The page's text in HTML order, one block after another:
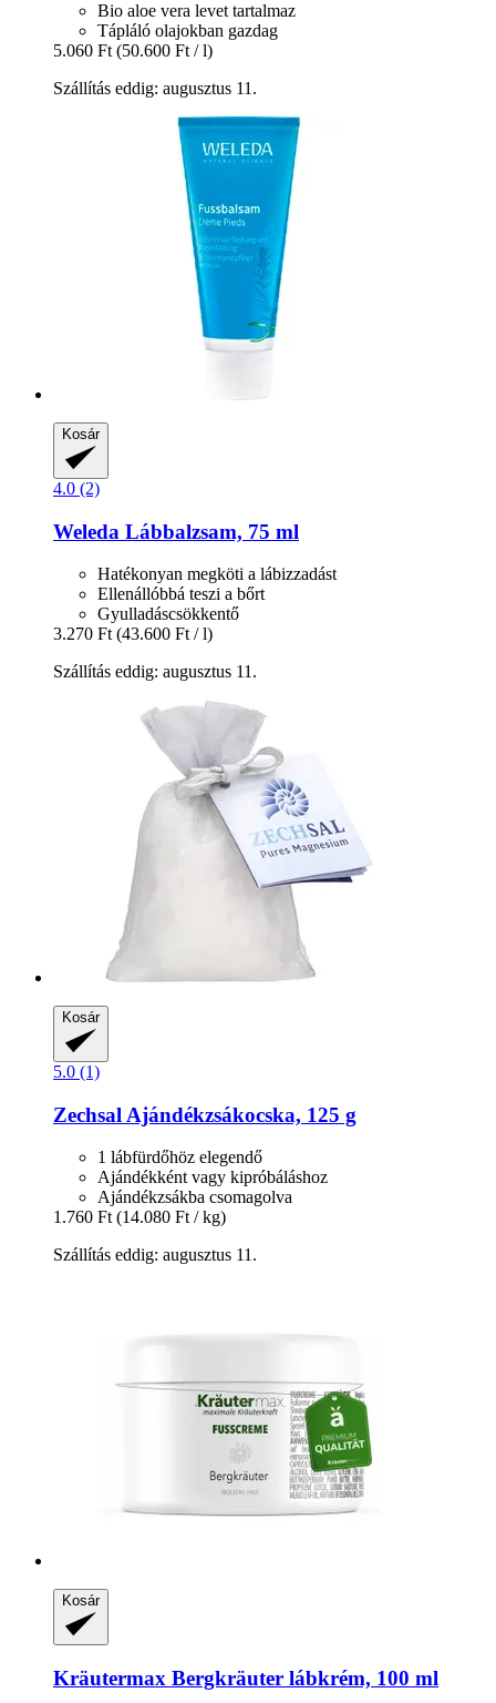
Bio aloe vera levet tartalmaz
Tápláló olajokban gazdag
5.060 Ft (50.600 Ft / l)
Szállítás eddig: augusztus 11.
Kosár
4.0 (2)
Weleda Lábbalzsam, 75 ml
Hatékonyan megköti a lábizzadást
Ellenállóbbá teszi a bőrt
Gyulladáscsökkentő
3.270 Ft (43.600 Ft / l)
Szállítás eddig: augusztus 11.
Kosár
5.0 (1)
Zechsal Ajándékzsákocska, 125 g
1 lábfürdőhöz elegendő
Ajándékként vagy kipróbáláshoz
Ajándékzsákba csomagolva
1.760 Ft (14.080 Ft / kg)
Szállítás eddig: augusztus 11.
Kosár
Kräutermax Bergkräuter lábkrém, 100 ml